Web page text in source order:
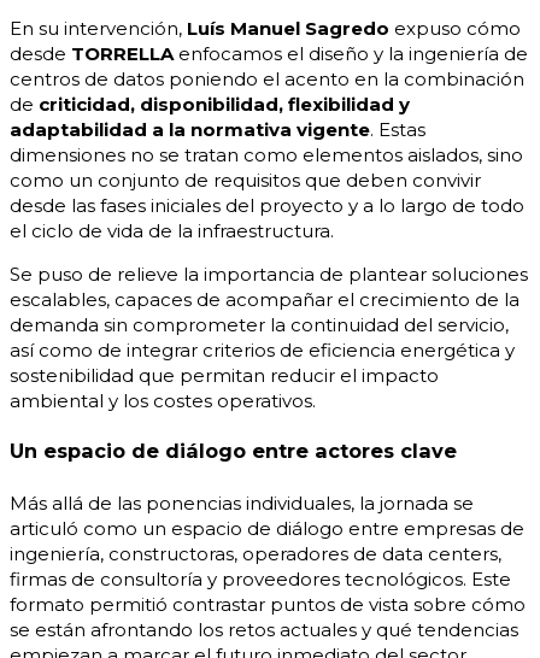
En su intervención, Luís Manuel Sagredo expuso cómo
desde TORRELLA enfocamos el diseño y la ingeniería de
centros de datos poniendo el acento en la combinación
de criticidad, disponibilidad, flexibilidad y
adaptabilidad a la normativa vigente. Estas
dimensiones no se tratan como elementos aislados, sino
como un conjunto de requisitos que deben convivir
desde las fases iniciales del proyecto y a lo largo de todo
el ciclo de vida de la infraestructura.
Se puso de relieve la importancia de plantear soluciones
escalables, capaces de acompañar el crecimiento de la
demanda sin comprometer la continuidad del servicio,
así como de integrar criterios de eficiencia energética y
sostenibilidad que permitan reducir el impacto
ambiental y los costes operativos.
Un espacio de diálogo entre actores clave
Más allá de las ponencias individuales, la jornada se
articuló como un espacio de diálogo entre empresas de
ingeniería, constructoras, operadores de data centers,
firmas de consultoría y proveedores tecnológicos. Este
formato permitió contrastar puntos de vista sobre cómo
se están afrontando los retos actuales y qué tendencias